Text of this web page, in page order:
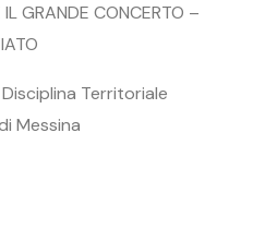
GRANDE CONCERTO –
Territoriale
Messina